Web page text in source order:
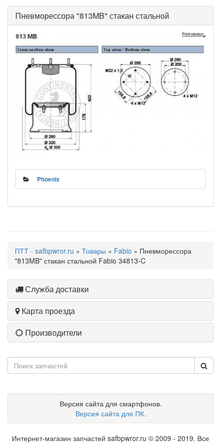
Пневморессора "813MB" стакан стальной
Phoenix
ПТТ - safbpwror.ru » Товары » Fabio » Пневморессора
"813MB" стакан стальной Fabio 34813-C
Служба доставки
Карта проезда
Производители
Версия сайта для смартфонов.
Версия сайта для ПК.
Интернет-магазин запчастей safbpwror.ru © 2009 - 2019. Все